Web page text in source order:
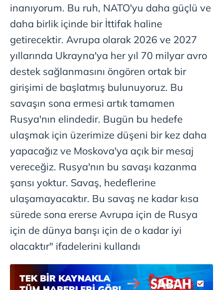
kullanılmaktadır. Diğer çerezler, sitemizin daha işlevsel
kılınması ve kişiselleştirilmesi ve sizlere yönelik
reklam/pazarlama faaliyetlerinin yapılması, amaçlarıyla
sınırlı olarak açık rızanız dahilinde kullanılacaktır.
Çerezlere ilişkin tercihlerinizi aşağıda yer alan panel
vasıtasıyla belirleyebilirsiniz. Çerezlere ilişkin detaylı bilgi
için Ayarlar butonuna tıklayabilir,Çerez Bilgilendirme
Metnimizi ziyaret edebilirsiniz.
6698 sayılı Kişisel Verilerin Korunması Kanunu uyarınca
hazırlanmış Aydınlatma Metnimizi okumak ve sitemizde
ilgili mevzuata uygun olarak kullanılan çerezlerle ilgili bilgi
almak için lütfen
tıklayınız
inanıyorum. Bu ruh, NATO'yu daha güçlü ve
daha birlik içinde bir İttifak haline
getirecektir. Avrupa olarak 2026 ve 2027
yıllarında Ukrayna'ya her yıl 70 milyar avro
destek sağlanmasını öngören ortak bir
girişimi de başlatmış bulunuyoruz. Bu
savaşın sona ermesi artık tamamen
Rusya'nın elindedir. Bugün bu hedefe
ulaşmak için üzerimize düşeni bir kez daha
yapacağız ve Moskova'ya açık bir mesaj
vereceğiz. Rusya'nın bu savaşı kazanma
şansı yoktur. Savaş, hedeflerine
ulaşamayacaktır. Bu savaş ne kadar kısa
sürede sona ererse Avrupa için de Rusya
için de dünya barışı için de o kadar iyi
olacaktır" ifadelerini kullandı